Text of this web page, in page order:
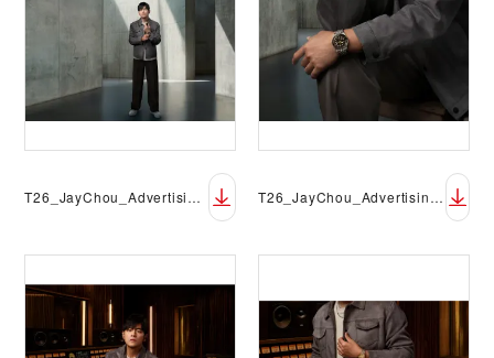
T26_JayChou_Advertising_M7939A1A0NU-0001 T26_JayChou_Advertising_M7939A1A0NU-0001_Closeup